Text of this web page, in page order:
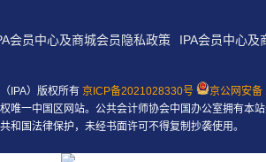
会员中心及商城会员隐私政策 IPA会员中心及
IPA）版权所有 京ICP备2021028330号
京公网安
唯一中国区网站。公共会计师协会中国办公室拥有本
和国法律保护，未经书面许可不得复制抄袭使用。